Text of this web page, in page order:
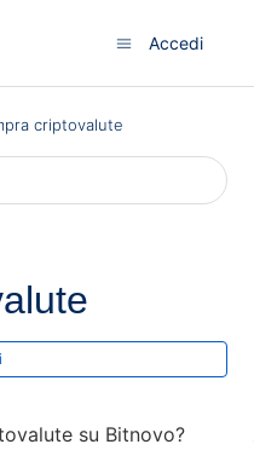
Accedi
criptovalute
su Bitnovo?